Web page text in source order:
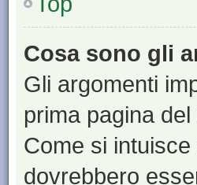
Cosa sono gli
Gli argomenti
prima pagina
Come si
dovrebbero